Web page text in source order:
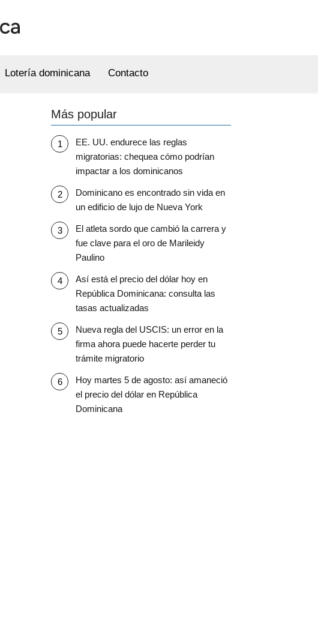
Lotería dominicana Contacto
Más popular
EE. UU. endurece las reglas
migratorias: chequea cómo podrían
impactar a los dominicanos
Dominicano es encontrado sin vida en
un edificio de lujo de Nueva York
El atleta sordo que cambió la carrera y
fue clave para el oro de Marileidy
Paulino
Así está el precio del dólar hoy en
República Dominicana: consulta las
tasas actualizadas
Nueva regla del USCIS: un error en la
firma ahora puede hacerte perder tu
trámite migratorio
Hoy martes 5 de agosto: así amaneció
el precio del dólar en República
Dominicana